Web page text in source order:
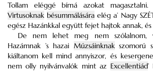
Tollam eléggé bírná azokat magasztalni.
Virtusoknak bésummálására elég a’ Nagy
egész Hazánkkal együtt fejet hajtok annak,
De nem lehet meg nem szólalnom,
Hazámnak ’s hazai Múzsáinknakszomorú
kiáltanom kell mind annyiszor, és
nem olly nyilvánvalók mint az Excellentiád